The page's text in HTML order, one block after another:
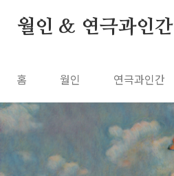
월인 & 연극과인간
홈 월인 연극과인간